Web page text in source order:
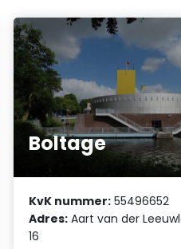
Boltage
KvK nummer: 55496652
Adres: Aart van der
16